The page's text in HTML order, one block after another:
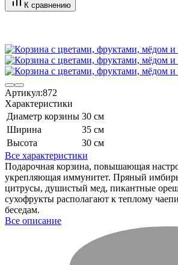
К сравнению
Артикул:872
Характеристики
Диаметр корзины 30 см
Ширина
35 см
Высота
30 см
Все характеристики
Подарочная корзина, повышающая
укрепляющая иммунитет. Пряный
цитрусы, душистый мед, пикантные
сухофрукты располагают к теплому
беседам.
Все описание